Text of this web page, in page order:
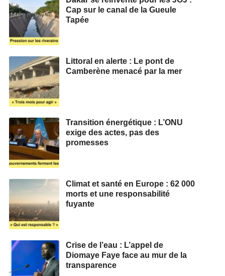
Cap sur le canal de la Gueule
Tapée
Littoral en alerte : Le pont de
Camberène menacé par la mer
Transition énergétique : L’ONU
exige des actes, pas des
promesses
Climat et santé en Europe : 62 000
morts et une responsabilité
fuyante
Crise de l’eau : L’appel de
Diomaye Faye face au mur de la
transparence